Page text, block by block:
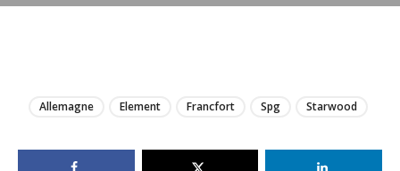
Allemagne Element Francfort Spg Starwood